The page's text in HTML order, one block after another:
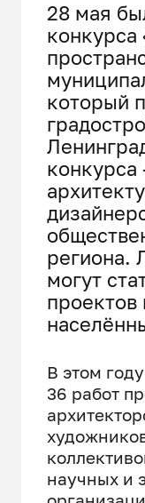
28 мая
конкурса
который
конкурса
региона.
могут
проектов
В этом
36 работ
научных и